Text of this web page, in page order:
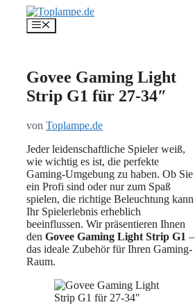
Inhalt
springen
Menü
Govee Gaming Light
Strip G1 für 27-34″
von Toplampe.de
Jeder leidenschaftliche Spieler weiß,
wie wichtig es ist, die perfekte
Gaming-Umgebung zu haben. Ob Sie
ein Profi sind oder nur zum Spaß
spielen, die richtige Beleuchtung kann
Ihr Spielerlebnis erheblich
beeinflussen. Wir präsentieren Ihnen
den Govee Gaming Light Strip G1 –
das ideale Zubehör für Ihren Gaming-
Raum.